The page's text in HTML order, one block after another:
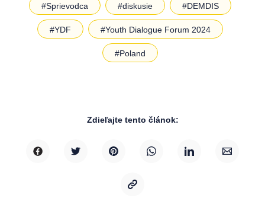
#Sprievodca #diskusie #DEMDIS
#YDF #Youth Dialogue Forum 2024
#Poland
Zdieľajte tento článok: